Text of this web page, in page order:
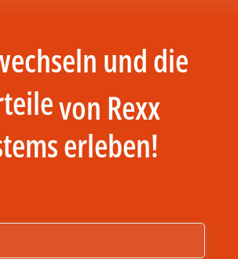
und die
von Rexx
erleben!